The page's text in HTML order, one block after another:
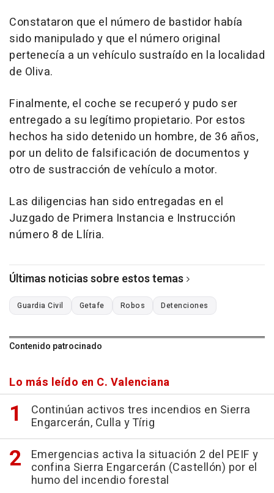
Constataron que el número de bastidor había
sido manipulado y que el número original
pertenecía a un vehículo sustraído en la localidad
de Oliva.
Finalmente, el coche se recuperó y pudo ser
entregado a su legítimo propietario. Por estos
hechos ha sido detenido un hombre, de 36 años,
por un delito de falsificación de documentos y
otro de sustracción de vehículo a motor.
Las diligencias han sido entregadas en el
Juzgado de Primera Instancia e Instrucción
número 8 de Llíria.
Últimas noticias sobre estos temas
Guardia Civil Getafe Robos Detenciones
Contenido patrocinado
Lo más leído en C. Valenciana
Continúan activos tres incendios en Sierra
Engarcerán, Culla y Tírig
Emergencias activa la situación 2 del PEIF y
confina Sierra Engarcerán (Castellón) por el
humo del incendio forestal